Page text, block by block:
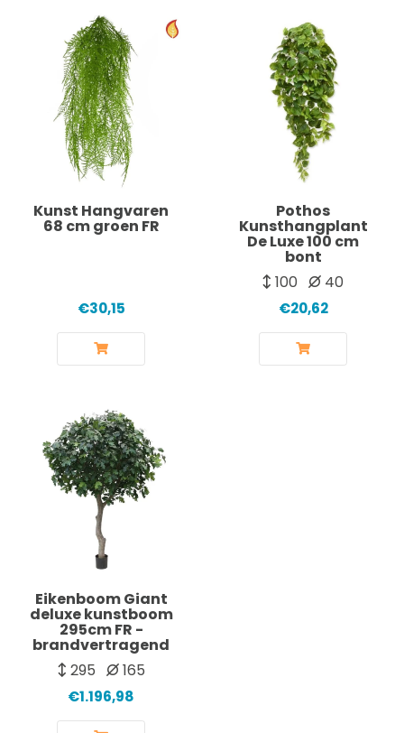
Kunst Hangvaren
68 cm groen FR
€30,15
Pothos
Kunsthangplant
De Luxe 100 cm
bont
100
40
€20,62
Eikenboom Giant
deluxe kunstboom
295cm FR -
brandvertragend
295
165
€1.196,98